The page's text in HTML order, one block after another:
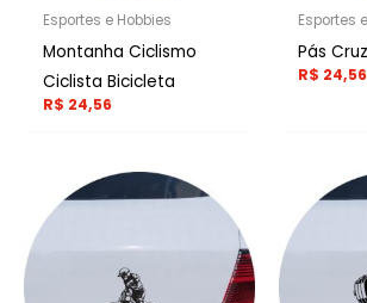
Esportes e Hobbies
Montanha Ciclismo
Ciclista Bicicleta
R$ 24,56
Esportes
Pás
R$ 24,56